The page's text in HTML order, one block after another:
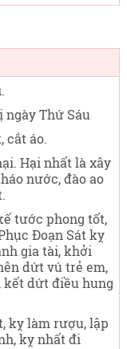
.
ngày Thứ Sáu
cắt áo.
Hại nhất là xây
nước, đào ao
tước phong tốt,
Đoạn Sát kỵ
gia tài, khởi
dứt vú trẻ em,
kết dứt điều hung
kỵ làm rượu, lập
kỵ nhất đi